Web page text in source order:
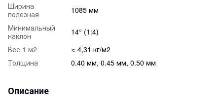
Ширина
полезная
1085 мм
Минимальный
наклон
14° (1:4)
Вес 1 м2
≈ 4,31 кг/м2
Толщина
0.40 мм, 0.45 мм, 0.50 мм
Описание